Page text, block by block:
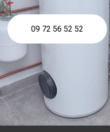
09 72 56 52 52